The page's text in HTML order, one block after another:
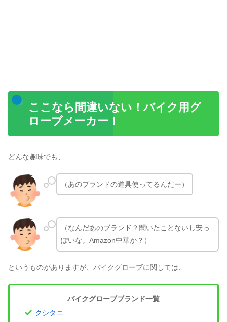
ここなら間違いない！バイク用グ
ローブメーカー！
どんな趣味でも、
（あのブランドの道具使ってるんだー）
（なんだあのブランド？聞いたことないし安っ
ぽいな。Amazon中華か？）
というものがありますが、バイクグローブに関しては、
バイクグローブブランド一覧
クシタニ